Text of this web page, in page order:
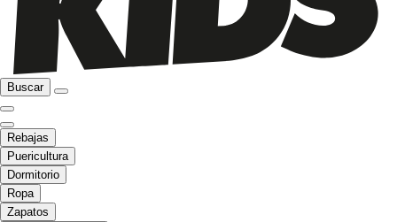
Buscar
Rebajas
Puericultura
Dormitorio
Ropa
Zapatos